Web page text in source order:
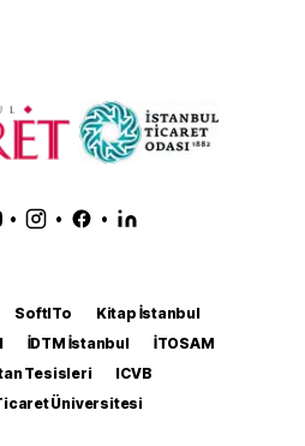
• • •
SoftITo
Kitap İstanbul
İDTM İstanbul
İTOSAM
Tesisleri
ICVB
Üniversitesi